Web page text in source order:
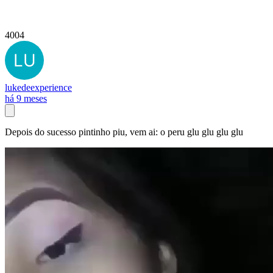
4004
lukedeexperience
há 9 meses
Depois do sucesso pintinho piu, vem ai: o peru glu glu glu glu